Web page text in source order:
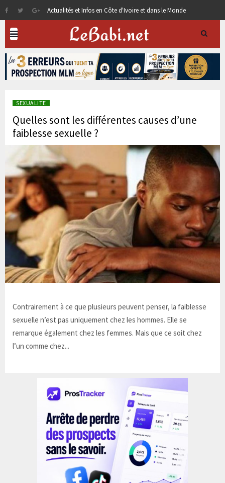
Actualités et Infos en Côte d'Ivoire et dans le Monde
SEXUALITE
Quelles sont les différentes causes d’une
faiblesse sexuelle ?
Contrairement à ce que plusieurs peuvent penser, la faiblesse
sexuelle n’est pas uniquement chez les hommes. Elle se
remarque également chez les femmes. Mais que ce soit chez
l’un comme chez...